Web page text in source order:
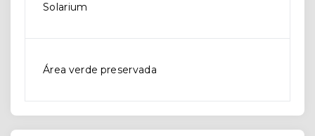
Solarium
Área verde preservada